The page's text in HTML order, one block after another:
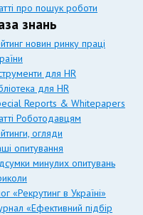
про пошук роботи
знань
новин ринку праці
для HR
для HR
Reports & Whitepapers
Роботодавцям
огляди
опитування
минулих опитувань
«Рекрутинг в Україні»
«Ефективний підбір